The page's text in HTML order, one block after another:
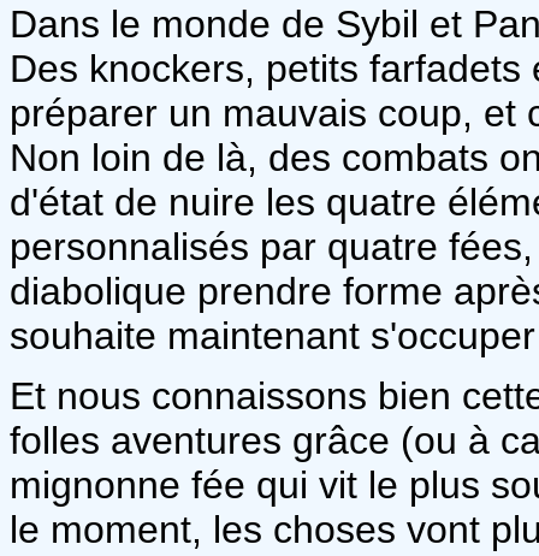
Dans le monde de Sybil et
Des knockers, petits
préparer un mauvais coup, et
Non loin de là, des combats
d'état de nuire les quatre
personnalisés par quatre
diabolique prendre forme
souhaite maintenant
Et nous connaissons bien
folles aventures grâce (ou à
mignonne fée qui vit le plus
le moment, les choses vont